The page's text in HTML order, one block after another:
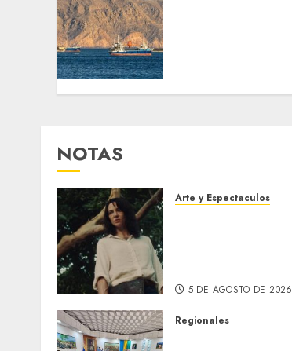
NOTAS
Arte y Espectaculos
5 DE AGOSTO DE 2026
Regionales